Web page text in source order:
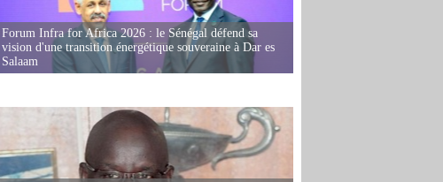
Forum Infra for Africa 2026 : le Sénégal défend sa
vision d'une transition énergétique souveraine à Dar es
Salaam